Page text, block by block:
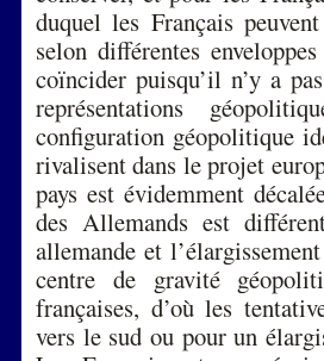
duquel les Français
selon différentes
coïncider puisqu’il n’y a
représentations
configuration géopolitique
rivalisent dans le projet
pays est évidemment
des Allemands est
allemande et
centre de gravité
françaises, d’où les
vers le sud ou pour un